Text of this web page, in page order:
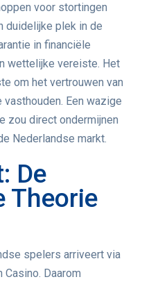
voor stortingen
duidelijke plek in de
in financiële
wettelijke vereiste. Het
om het vertrouwen van
Een wazige
zou direct ondermijnen
Nederlandse markt.
De
Theorie
spelers arriveert via
Daarom